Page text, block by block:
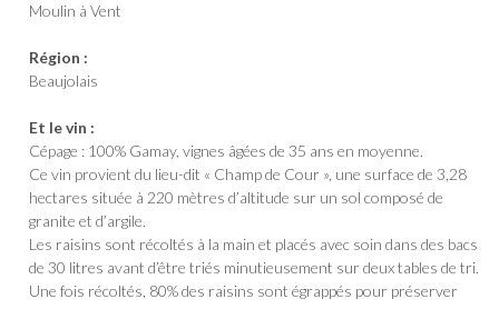
Moulin à Vent
Région :
Beaujolais
Et le vin :
Cépage : 100% Gamay, vignes âgées de 35 ans en moyenne.
Ce vin provient du lieu-dit « Champ de Cour », une surface de 3,28
hectares située à 220 mètres d’altitude sur un sol composé de
granite et d’argile.
Les raisins sont récoltés à la main et placés avec soin dans des bacs
de 30 litres avant d’être triés minutieusement sur deux tables de tri.
Une fois récoltés, 80% des raisins sont égrappés pour préserver